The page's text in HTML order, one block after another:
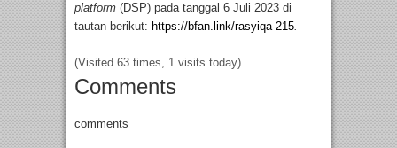
platform (DSP) pada tanggal 6 Juli 2023 di
tautan berikut: https://bfan.link/rasyiqa-215.
(Visited 63 times, 1 visits today)
Comments
comments